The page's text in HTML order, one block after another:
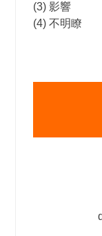
(3) 影響
(4) 不明瞭